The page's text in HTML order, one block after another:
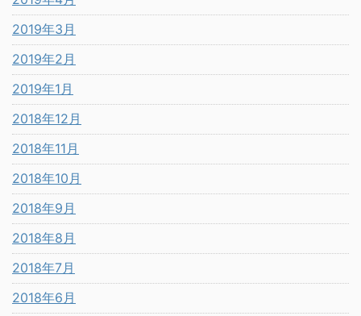
2019年3月
2019年2月
2019年1月
2018年12月
2018年11月
2018年10月
2018年9月
2018年8月
2018年7月
2018年6月